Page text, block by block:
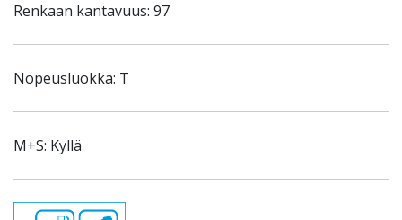
Renkaan kantavuus: 97
Nopeusluokka: T
M+S: Kyllä